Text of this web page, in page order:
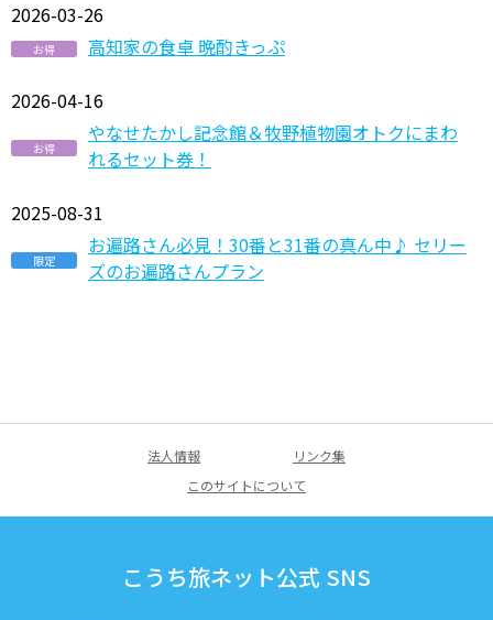
2026-03-26
お得 高知家の食卓 晩酌きっぷ
2026-04-16
お得
やなせたかし記念館＆牧野植物園オトクにまわ
れるセット券！
2025-08-31
限定
お遍路さん必見！30番と31番の真ん中♪ セリー
ズのお遍路さんプラン
法人情報
リンク集
このサイトについて
こうち旅ネット公式 SNS